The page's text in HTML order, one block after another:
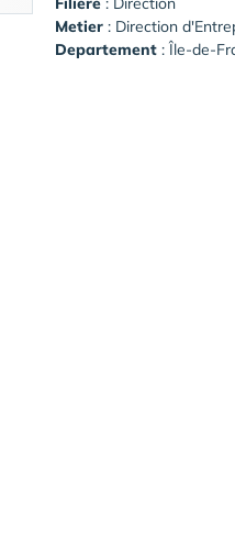
Metier : Direction
Departement : Île-de-